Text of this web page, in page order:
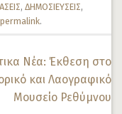
,ΔΗΜΟΣΙΕΥΣΕΙΣ,
permalink.
Νέα: Έκθεση στο
και Λαογραφικό
Μουσείο Ρεθύμνου